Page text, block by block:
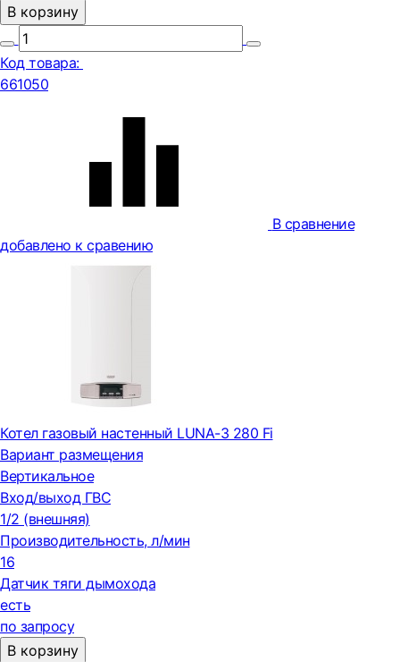
В корзину
Код товара:
661050
В сравнение
добавлено к сравению
Котел газовый настенный LUNA-3 280 Fi
Вариант размещения
Вертикальное
Вход/выход ГВС
1/2 (внешняя)
Производительность, л/мин
16
Датчик тяги дымохода
есть
по запросу
В корзину